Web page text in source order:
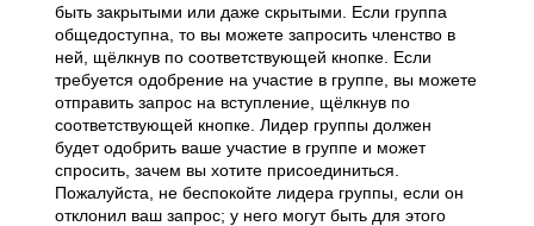
быть закрытыми или даже скрытыми. Если группа
общедоступна, то вы можете запросить членство в
ней, щёлкнув по соответствующей кнопке. Если
требуется одобрение на участие в группе, вы можете
отправить запрос на вступление, щёлкнув по
соответствующей кнопке. Лидер группы должен
будет одобрить ваше участие в группе и может
спросить, зачем вы хотите присоединиться.
Пожалуйста, не беспокойте лидера группы, если он
отклонил ваш запрос; у него могут быть для этого